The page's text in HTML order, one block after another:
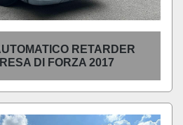
RETARDER
DI FORZA 2017